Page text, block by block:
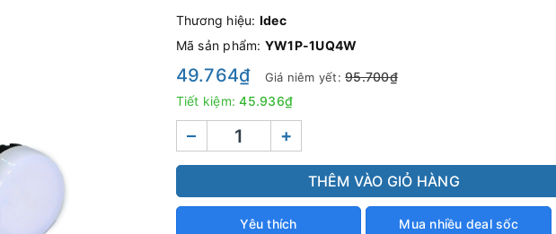
Thương hiệu: Idec
Mã sản phẩm: YW1P-1UQ4W
49.764₫ Giá niêm yết:95.700₫
Tiết kiệm:45.936₫
– +
THÊM VÀO GIỎ HÀNG
Yêu thích Mua nhiều deal sốc